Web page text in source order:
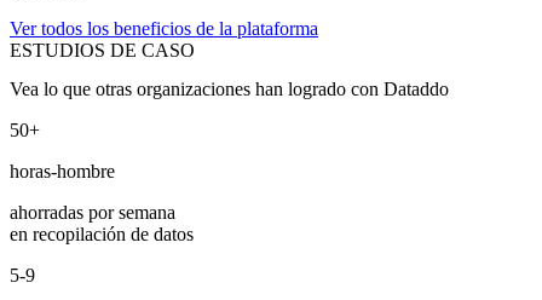
Ver todos los beneficios de la plataforma
ESTUDIOS DE CASO
Vea lo que otras organizaciones han logrado con Dataddo
50+
horas-hombre
ahorradas por semana
en recopilación de datos
5-9